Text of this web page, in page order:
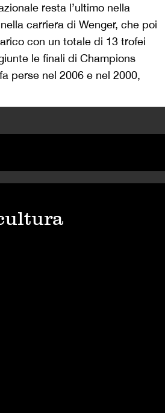
resta l’ultimo nella
carriera di Wenger, che poi
con un totale di 13 trofei
le finali di Champions
perse nel 2006 e nel 2000,